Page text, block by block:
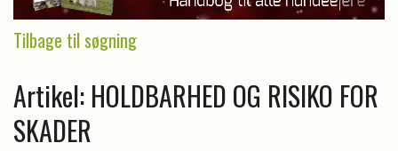
Tilbage til søgning
Artikel: HOLDBARHED OG RISIKO FOR
SKADER